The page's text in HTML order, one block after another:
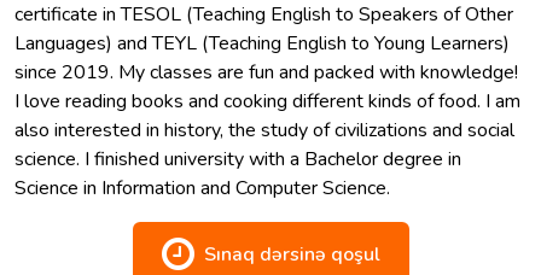
certificate in TESOL (Teaching English to Speakers of Other
Languages) and TEYL (Teaching English to Young Learners)
since 2019. My classes are fun and packed with knowledge!
I love reading books and cooking different kinds of food. I am
also interested in history, the study of civilizations and social
science. I finished university with a Bachelor degree in
Science in Information and Computer Science.
Sınaq dərsinə qoşul